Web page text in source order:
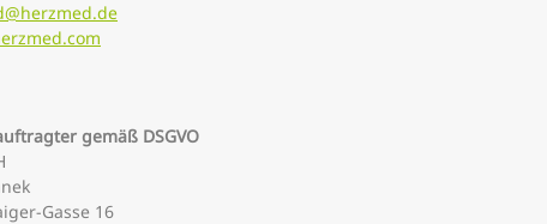
gemäß DSGVO
Gasse 16